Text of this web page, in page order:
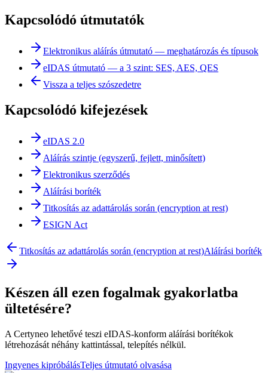
Kapcsolódó útmutatók
Elektronikus aláírás útmutató — meghatározás és típusok
eIDAS útmutató — a 3 szint: SES, AES, QES
Vissza a teljes szószedetre
Kapcsolódó kifejezések
eIDAS 2.0
Aláírás szintje (egyszerű, fejlett, minősített)
Elektronikus szerződés
Aláírási boríték
Titkosítás az adattárolás során (encryption at rest)
ESIGN Act
Titkosítás az adattárolás során (encryption at rest)Aláírási boríték
Készen áll ezen fogalmak gyakorlatba
ültetésére?
A Certyneo lehetővé teszi eIDAS-konform aláírási borítékok
létrehozását néhány kattintással, telepítés nélkül.
Ingyenes kipróbálásTeljes útmutató olvasása